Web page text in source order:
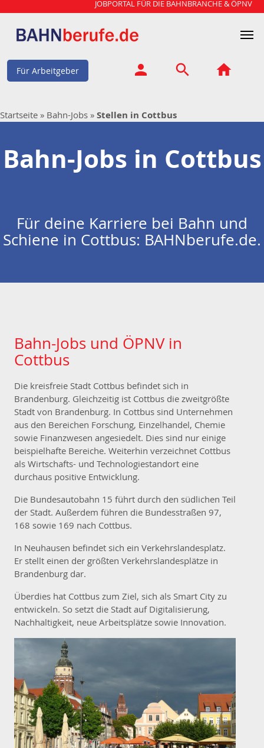
JOBPORTAL FÜR DIE BAHNBRANCHE & ÖPNV
Für Arbeitgeber
Startseite » Bahn-Jobs » Stellen in Cottbus
Bahn-Jobs in Cottbus
Für deine Karriere bei Bahn und
Schiene in Cottbus: BAHNberufe.de.
Bahn-Jobs und ÖPNV in
Cottbus
Die kreisfreie Stadt Cottbus befindet sich in
Brandenburg. Gleichzeitig ist Cottbus die zweitgrößte
Stadt von Brandenburg. In Cottbus sind Unternehmen
aus den Bereichen Forschung, Einzelhandel, Chemie
sowie Finanzwesen angesiedelt. Dies sind nur einige
beispielhafte Bereiche. Weiterhin verzeichnet Cottbus
als Wirtschafts- und Technologiestandort eine
durchaus positive Entwicklung.
Die Bundesautobahn 15 führt durch den südlichen Teil
der Stadt. Außerdem führen die Bundesstraßen 97,
168 sowie 169 nach Cottbus.
In Neuhausen befindet sich ein Verkehrslandesplatz.
Er stellt einen der größten Verkehrslandesplätze in
Brandenburg dar.
Überdies hat Cottbus zum Ziel, sich als Smart City zu
entwickeln. So setzt die Stadt auf Digitalisierung,
Nachhaltigkeit, neue Arbeitsplätze sowie Innovation.